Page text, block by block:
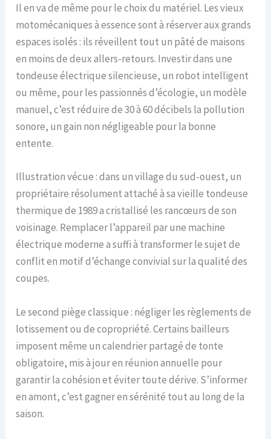
Il en va de même pour le choix du matériel. Les vieux
motomécaniques à essence sont à réserver aux grands
espaces isolés : ils réveillent tout un pâté de maisons
en moins de deux allers-retours. Investir dans une
tondeuse électrique silencieuse, un robot intelligent
ou même, pour les passionnés d’écologie, un modèle
manuel, c’est réduire de 30 à 60 décibels la pollution
sonore, un gain non négligeable pour la bonne
entente.
Illustration vécue : dans un village du sud-ouest, un
propriétaire résolument attaché à sa vieille tondeuse
thermique de 1989 a cristallisé les rancœurs de son
voisinage. Remplacer l’appareil par une machine
électrique moderne a suffi à transformer le sujet de
conflit en motif d’échange convivial sur la qualité des
coupes.
Le second piège classique : négliger les règlements de
lotissement ou de copropriété. Certains bailleurs
imposent même un calendrier partagé de tonte
obligatoire, mis à jour en réunion annuelle pour
garantir la cohésion et éviter toute dérive. S’informer
en amont, c’est gagner en sérénité tout au long de la
saison.